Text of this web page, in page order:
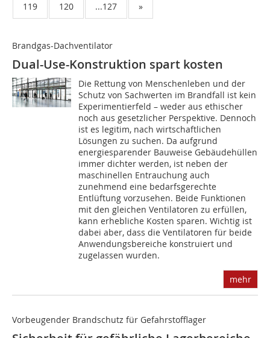
119 120 ...127 »
Brandgas-Dachventilator
Dual-Use-Konstruktion spart kosten
Die Rettung von Menschenleben und der
Schutz von Sachwerten im Brandfall ist kein
Experimentierfeld – weder aus ethischer
noch aus gesetzlicher Perspektive. Dennoch
ist es legitim, nach wirtschaftlichen
Lösungen zu suchen. Da aufgrund
energiesparender Bauweise Gebäudehüllen
immer dichter werden, ist neben der
maschinellen Entrauchung auch
zunehmend eine bedarfsgerechte
Entlüftung vorzusehen. Beide Funktionen
mit den gleichen Ventilatoren zu erfüllen,
kann erhebliche Kosten sparen. Wichtig ist
dabei aber, dass die Ventilatoren für beide
Anwendungsbereiche konstruiert und
zugelassen wurden.
mehr
Vorbeugender Brandschutz für Gefahrstofflager